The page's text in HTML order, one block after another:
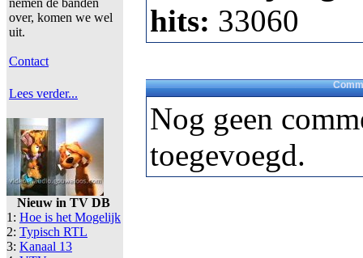
nemen de banden
over, komen we wel
uit.
Contact
Lees verder...
Nieuw in TV DB
1: Hoe is het Mogelijk
2: Typisch RTL
3: Kanaal 13
hits: 33060
Nog geen
toegevoegd.